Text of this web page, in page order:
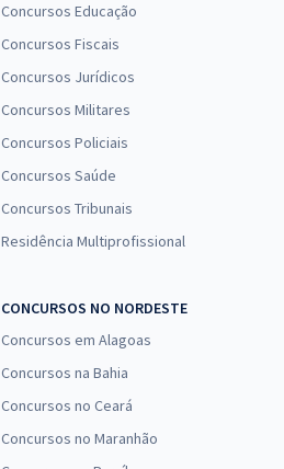
Comprar
Concursos Educação
Concursos Fiscais
Concursos Jurídicos
Concursos Militares
Concursos Policiais
Concursos Saúde
Concursos Tribunais
Residência Multiprofissional
CONCURSOS NO NORDESTE
Concursos em Alagoas
Concursos na Bahia
Concursos no Ceará
Concursos no Maranhão